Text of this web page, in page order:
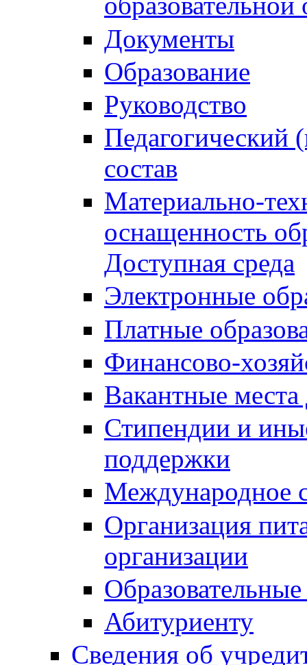
Документы
Образование
Руководство
Педагогический
состав
Материально-
оснащенность
Доступная среда
Электронные
Платные
Финансово-
Вакантные
Стипендии и
поддержки
Международное
Организация
организации
Абитуриенту
Сведения об